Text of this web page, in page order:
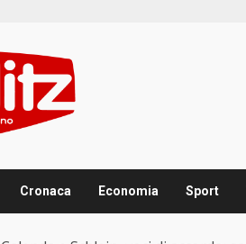
Cronaca Economia Sport